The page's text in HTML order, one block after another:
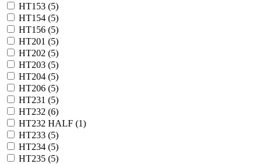
HT153 (5)
HT154 (5)
HT156 (5)
HT201 (5)
HT202 (5)
HT203 (5)
HT204 (5)
HT206 (5)
HT231 (5)
HT232 (6)
HT232 HALF (1)
HT233 (5)
HT234 (5)
HT235 (5)